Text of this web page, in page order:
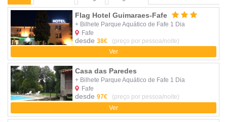
Flag Hotel Guimaraes-Fafe
+ Bilhete Parque Aquático de Fafe 1 Dia
Fafe
desde 38€
(preço por pessoa/noite)
Ver
Casa das Paredes
+ Bilhete Parque Aquático de Fafe 1 Dia
Fafe
desde 97€
(preço por pessoa/noite)
Ver